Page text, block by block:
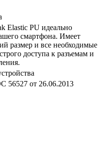
Elastic PU идеально
смартфона. Имеет
размер и все необходимые
доступа к разъемам и
56527 от 26.06.2013